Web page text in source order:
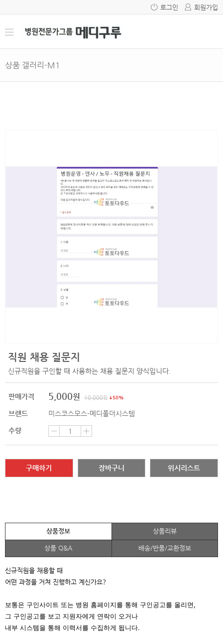
로그인 회원가입
상품 갤러리-M1
직원 채용 질문지
신규직원을 구인할 때 사용하는 채용 질문지 양식입니다.
판매가격 5,000원 10,000원 50%
브랜드 미스코스모스-메디폴더시스템
수량
구매하기 장바구니 위시리스트
상품정보 상품리뷰
상품 Q&A 배송/반품/교환정보
신규직원을 채용할 때
어떤 과정을 거쳐 진행하고 계신가요?
보통은 구인사이트 또는 병원 홈페이지를 통해 구인공고를 올리면,
그 구인공고를 보고 지원자에게 연락이 오거나
내부 시스템을 통해 이력서를 수집하게 됩니다.